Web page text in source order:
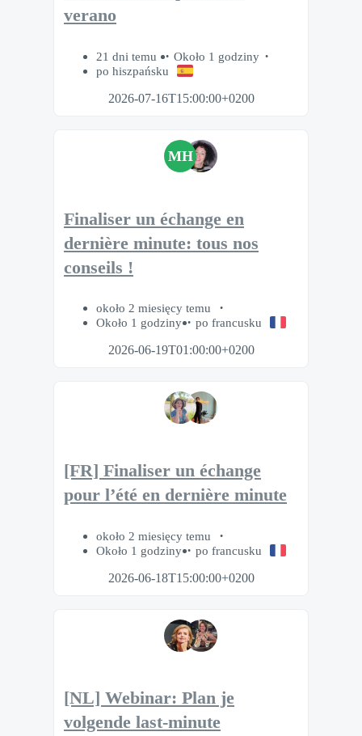
verano
21 dni temu
Około 1 godziny
po hiszpańsku
2026-07-16T15:00:00+0200
MH
Finaliser un échange en
dernière minute: tous nos
conseils !
około 2 miesięcy temu
Około 1 godziny
po francusku
2026-06-19T01:00:00+0200
[FR] Finaliser un échange
pour l’été en dernière minute
około 2 miesięcy temu
Około 1 godziny
po francusku
2026-06-18T15:00:00+0200
[NL] Webinar: Plan je
volgende last-minute